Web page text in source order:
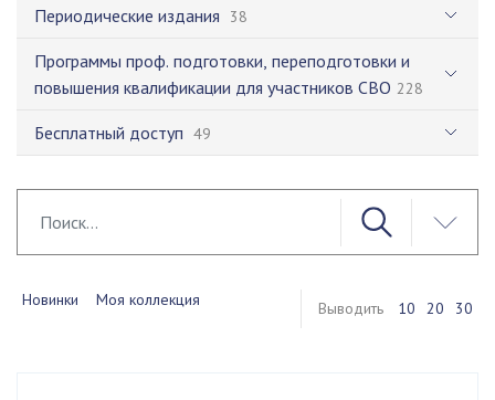
Периодические издания 38
Программы проф. подготовки, переподготовки и
повышения квалификации для участников СВО 228
Бесплатный доступ 49
Новинки Моя коллекция Выводить 10 20 30